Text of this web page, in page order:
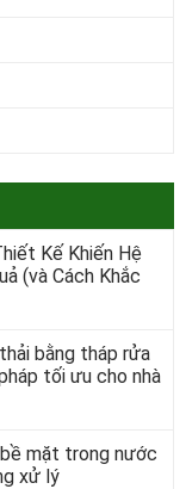
Kế Khiến Hệ
(và Cách Khắc
bằng tháp rửa
tối ưu cho nhà
mặt trong nước
xử lý